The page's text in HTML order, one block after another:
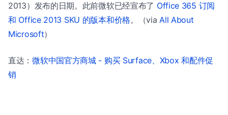
2013）发布的日期。此前微软已经宣布了 Office 365 订阅
和 Office 2013 SKU 的版本和价格。（viaAll About
Microsoft）
直达：微软中国官方商城 - 购买 Surface、Xbox 和配件促
销